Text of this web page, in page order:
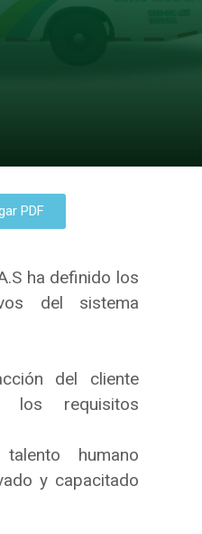
PDF
ha definido los
del sistema
del cliente
los requisitos
humano
y capacitado